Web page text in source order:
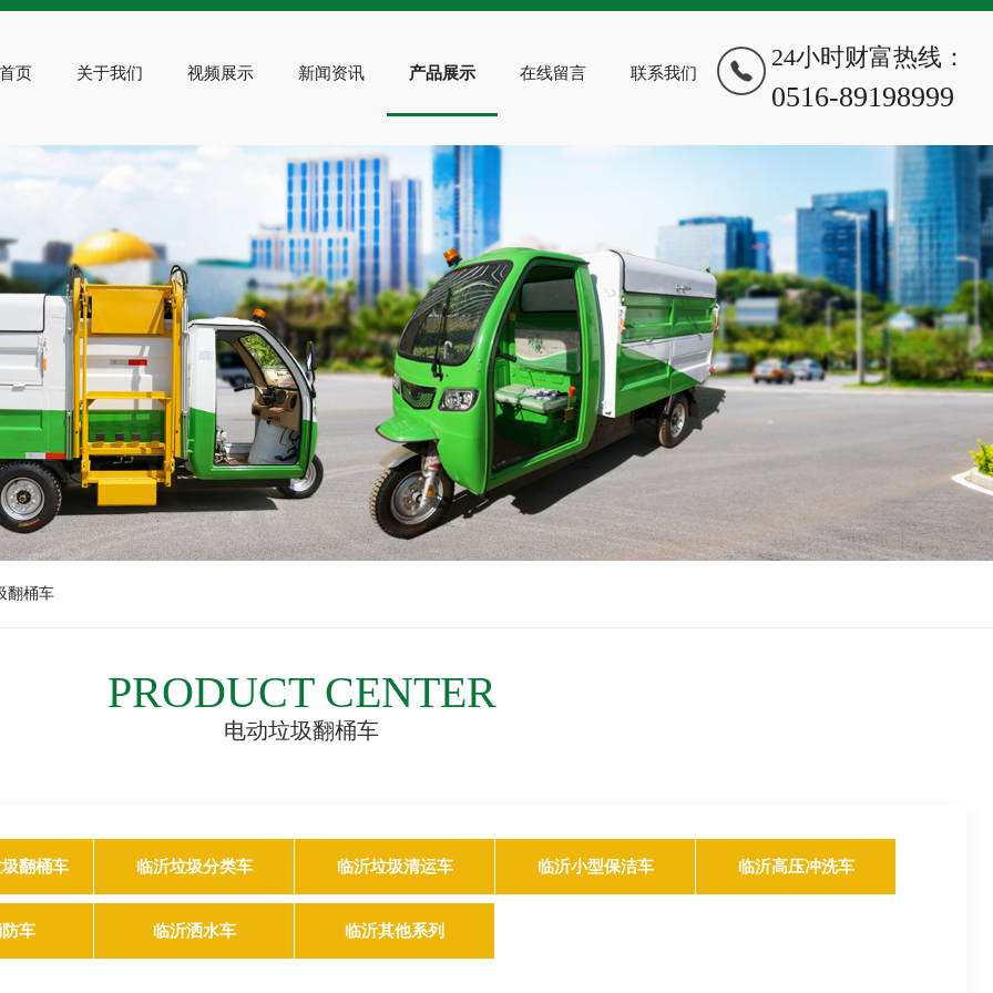
页 关于我们 视频展示 新闻资讯 产品展示 在线留言 联系我们
24小时财富热线：
0516-89198999
翻桶车
PRODUCT CENTER
电动垃圾翻桶车
翻桶车 临沂垃圾分类车 临沂垃圾清运车 临沂小型保洁车 临沂高压冲洗车
车 临沂洒水车 临沂其他系列